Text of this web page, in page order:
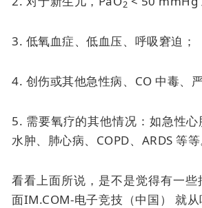
2
3. 低氧血症、低血压、呼吸窘迫；
4. 创伤或其他急性病、CO 中毒、
5. 需要氧疗的其他情况：如急性
水肿、肺心病、COPD、ARDS 等等
看看上面所说，是不是觉得有一
面IM.COM-电子竞技（中国） 就